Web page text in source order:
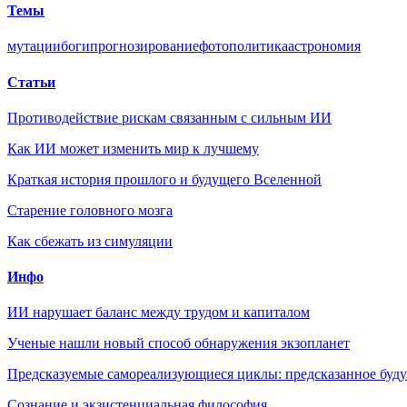
Темы
мутациибогипрогнозированиефотополитикаастрономия
Статьи
Противодействие рискам связанным с сильным ИИ
Как ИИ может изменить мир к лучшему
Краткая история прошлого и будущего Вселенной
Старение головного мозга
Как сбежать из симуляции
Инфо
ИИ нарушает баланс между трудом и капиталом
Ученые нашли новый способ обнаружения экзопланет
Предсказуемые самореализующиеся циклы: предсказанное